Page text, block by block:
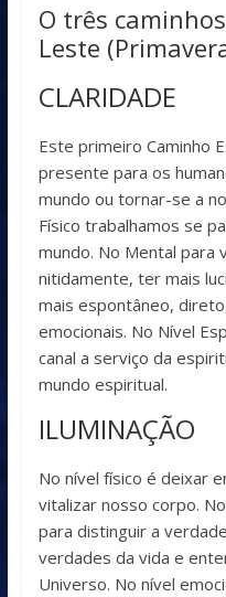
O três
Leste
CLARIDADE
Este primeiro Caminho
presente para os
mundo ou tornar-se a
Físico trabalhamos se
mundo. No Mental para
nitidamente, ter mais
mais espontâneo,
emocionais. No Nível
canal a serviço da
mundo espiritual.
ILUMINAÇÃO
No nível físico é deixar
vitalizar nosso corpo.
para distinguir a
verdades da vida e
Universo. No nível